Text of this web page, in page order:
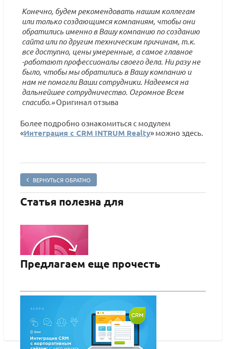
Конечно, будем рекомендовать нашим коллегам
или только создающимся компаниям, чтобы они
обратились именно в Вашу компанию по созданию
сайта или по другим техническим причинам, т.к.
все доступно, цены умеренные, а самое главное
-работают профессионалы своего дела. Ни разу не
было, чтобы мы обратились в Вашу компанию и
нам не помогли Ваши сотрудники. Надеемся на
дальнейшее сотрудничество. Огромное Всем
спасибо.»Оригинал отзыва
Более подробно ознакомиться с модулем
«Интеграция с CRM INTRUM Realty» можно здесь.
ВЕРНУТЬСЯ ОБРАТНО
Статья полезна для
Интеграция с CRM INTRUM Realty
ПОДРОБНЕЕ
Предлагаем еще прочесть